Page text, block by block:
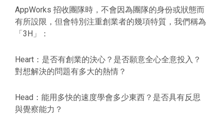
AppWorks 招收團隊時，不會因為團隊的身份或狀態而
有所設限，但會特別注重創業者的幾項特質，我們稱為
「3H」：
Heart：是否有創業的決心？是否願意全心全意投入？
對想解決的問題有多大的熱情？
Head：能用多快的速度學會多少東西？是否具有反思
與覺察能力？